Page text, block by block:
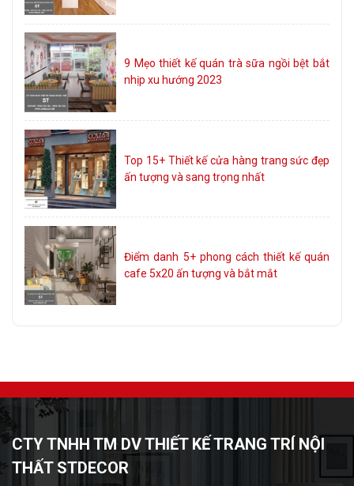
9 Mẹo thiết kế quán trà sữa ngồi bệt bắt
nhịp xu hướng 2023
Top 15+ Thiết kế cửa hàng trang sức đẹp
ấn tượng và sang trọng nhất
Điểm danh 5+ phong cách thiết kế quán
cafe 5x20 ấn tượng và bắt mắt
CTY TNHH TM DV THIẾT KẾ TRANG TRÍ NỘI
THẤT STDECOR